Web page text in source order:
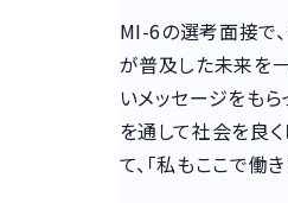
MI-6の選考面接で
が普及した未来を
いメッセージをもら
を通して社会を良
て、「私もここで働